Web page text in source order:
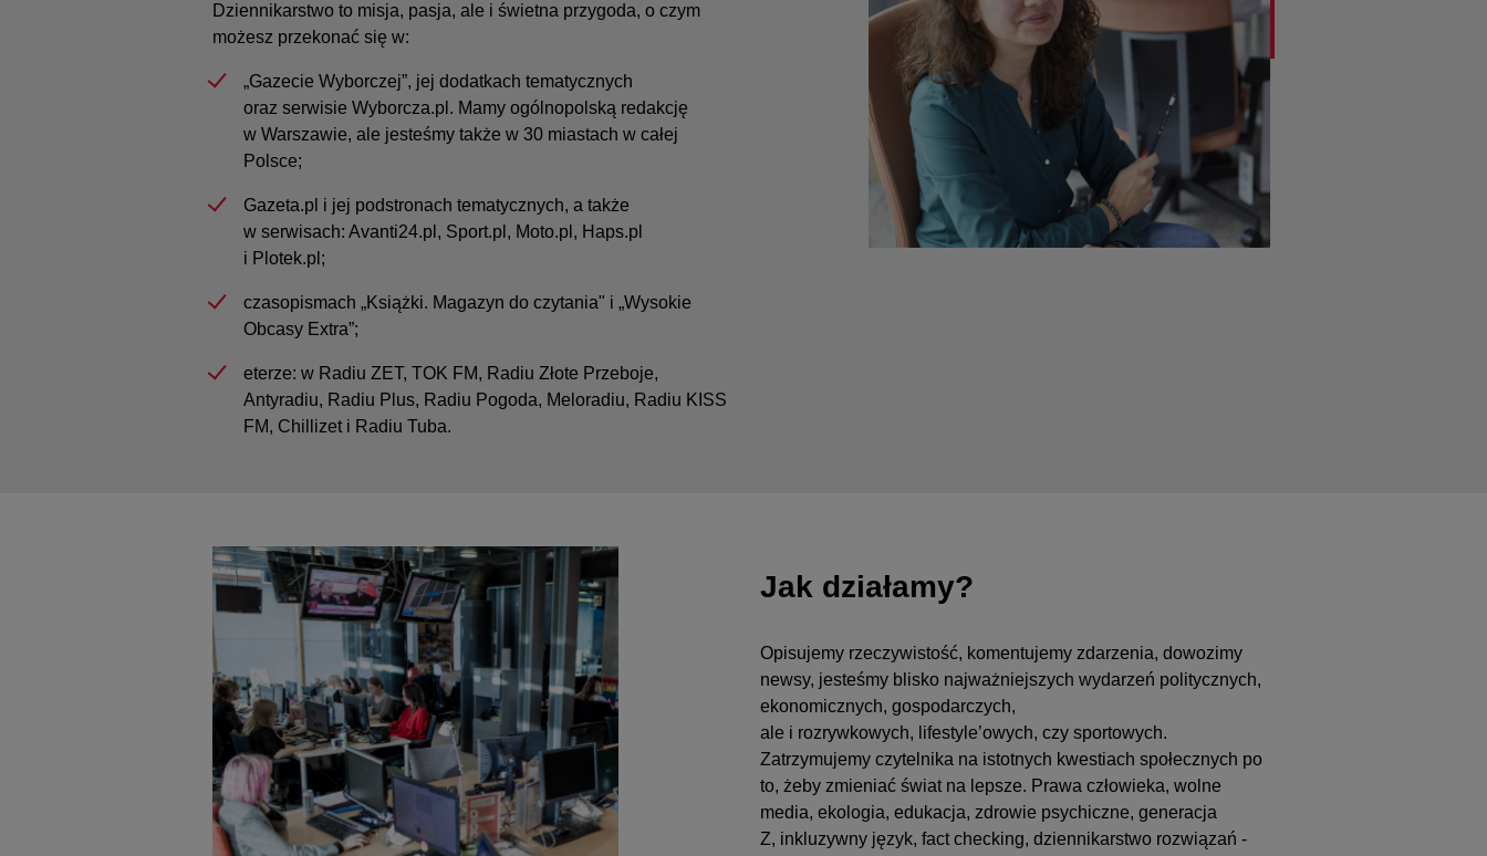
Dziennikarstwo to misja, pasja, ale i świetna przygoda, o czym
możesz przekonać się w:
„Gazecie Wyborczej”, jej dodatkach tematycznych
oraz serwisie Wyborcza.pl. Mamy ogólnopolską redakcję
w Warszawie, ale jesteśmy także w 30 miastach w całej
Polsce;
Gazeta.pl i jej podstronach tematycznych, a także
w serwisach: Avanti24.pl, Sport.pl, Moto.pl, Haps.pl
i Plotek.pl;
czasopismach „Książki. Magazyn do czytania" i „Wysokie
Obcasy Extra”;
eterze: w Radiu ZET, TOK FM, Radiu Złote Przeboje,
Antyradiu, Radiu Plus, Radiu Pogoda, Meloradiu, Radiu KISS
FM, Chillizet i Radiu Tuba.
Jak działamy?
Opisujemy rzeczywistość, komentujemy zdarzenia, dowozimy
newsy, jesteśmy blisko najważniejszych wydarzeń politycznych,
ekonomicznych, gospodarczych,
ale i rozrywkowych, lifestyle’owych, czy sportowych.
Zatrzymujemy czytelnika na istotnych kwestiach społecznych po
to, żeby zmieniać świat na lepsze. Prawa człowieka, wolne
media, ekologia, edukacja, zdrowie psychiczne, generacja
Z, inkluzywny język, fact checking, dziennikarstwo rozwiązań -